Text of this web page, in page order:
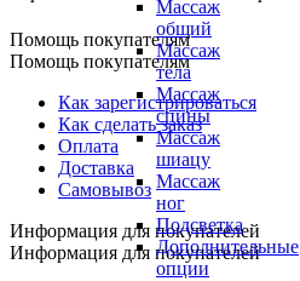
Массаж
общий
Массаж
тела
Массаж
спины
Массаж
шиацу
Массаж
ног
Подсветка
Дополнительные
опции
Помощь покупателям
Помощь покупателям
Как зарегистрироваться
Как сделать заказ
Оплата
Доставка
Самовывоз
Информация для покупателей
Информация для покупателей